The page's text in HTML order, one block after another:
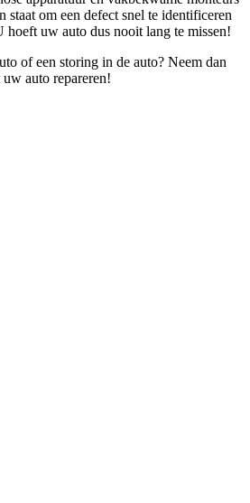
om een defect snel te identificeren
hoeft uw auto dus nooit lang te missen!
of een storing in de auto? Neem dan
auto repareren!